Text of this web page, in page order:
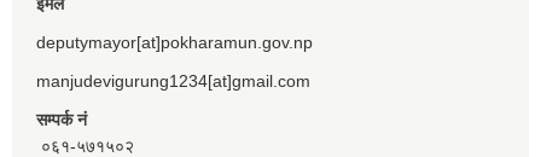
deputymayor[at]pokharamun.gov.np
manjudevigurung1234[at]gmail.com
सम्पर्क नं
०६१-५७१५०२